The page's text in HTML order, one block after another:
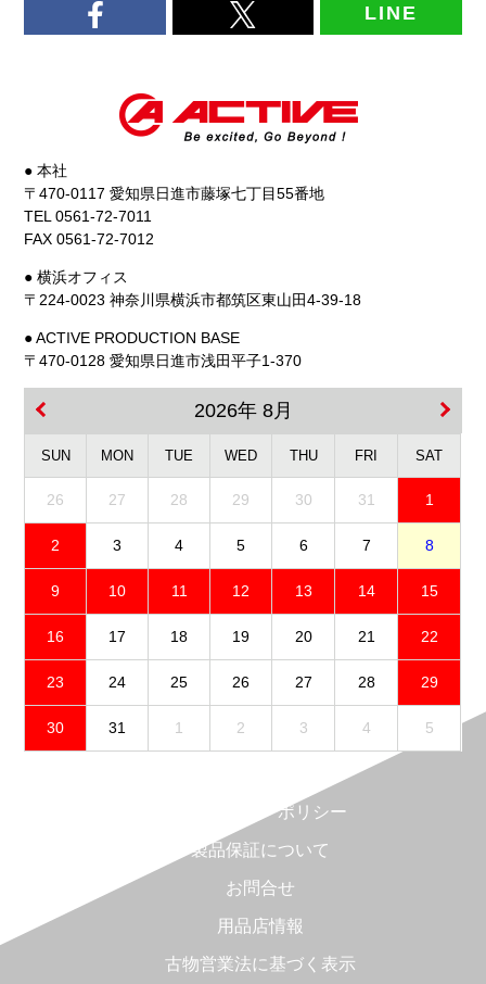
LINE
● 本社
〒470-0117 愛知県日進市藤塚七丁目55番地
TEL 0561-72-7011
FAX 0561-72-7012
● 横浜オフィス
〒224-0023 神奈川県横浜市都筑区東山田4-39-18
● ACTIVE PRODUCTION BASE
〒470-0128 愛知県日進市浅田平子1-370
2026年 8月
SUN MON TUE WED THU FRI SAT
26 27 28 29 30 31 1
2 3 4 5 6 7 8
9 10 11 12 13 14 15
16 17 18 19 20 21 22
23 24 25 26 27 28 29
30 31 1 2 3 4 5
プライバシーポリシー
製品保証について
お問合せ
用品店情報
古物営業法に基づく表示